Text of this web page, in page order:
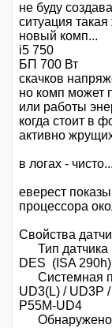
не буду
ситуация такая
новый комп...
i5 750
БП 700 Вт
скачков
но комп может
или работы
когда стоит в
активно
в логах - чисто...
еверест
процессора
Свойства
Тип
DES (ISA 290h)
UD3(L) / UD3P
P55M-UD4